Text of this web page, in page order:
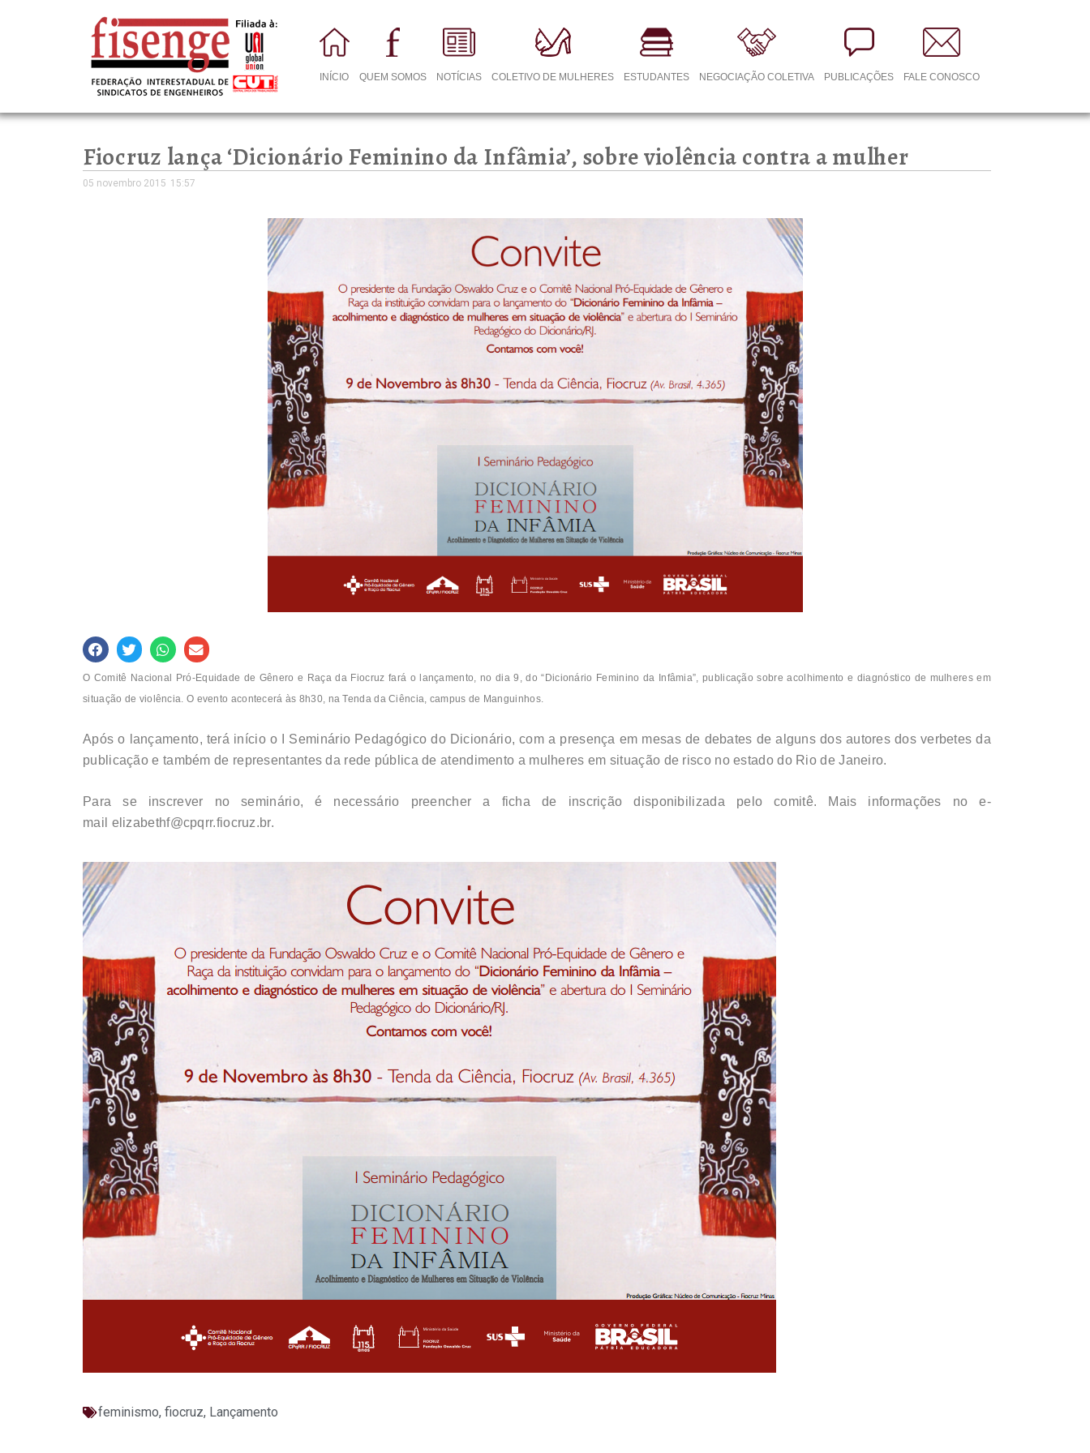
INÍCIO QUEM SOMOS NOTÍCIAS COLETIVO DE MULHERES ESTUDANTES NEGOCIAÇÃO COLETIVA PUBLICAÇÕES FALE CONOSCO
Fiocruz lança ‘Dicionário Feminino da Infâmia’, sobre violência contra a mulher
05 novembro 2015 15:57
O Comitê Nacional Pró-Equidade de Gênero e Raça da Fiocruz fará o lançamento, no dia 9, do “Dicionário Feminino da Infâmia”, publicação sobre acolhimento e diagnóstico de mulheres em
situação de violência. O evento acontecerá às 8h30, na Tenda da Ciência, campus de Manguinhos.
Após o lançamento, terá início o I Seminário Pedagógico do Dicionário, com a presença em mesas de debates de alguns dos autores dos verbetes da
publicação e também de representantes da rede pública de atendimento a mulheres em situação de risco no estado do Rio de Janeiro.
Para se inscrever no seminário, é necessário preencher a ficha de inscrição disponibilizada pelo comitê. Mais informações no e-
mail elizabethf@cpqrr.fiocruz.br.
feminismo, fiocruz, Lançamento